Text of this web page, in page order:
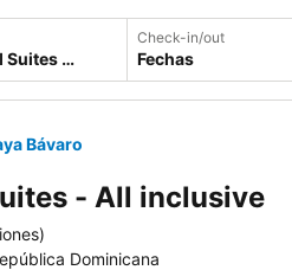
Check-in/out
Fechas
Bávaro
- All inclusive
)
Dominicana